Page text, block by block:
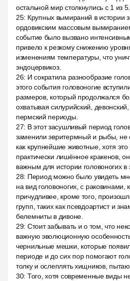
остальной мир столкнулись с 1 из 5.
25: Крупных вымираний в истории
ордовикским массовым
событие было вызвано
привело к резкому снижению
изменениям температуры, что
эндоцервикоз.
26: И сократила разнообразие
этого события головоногие
размеров, который продолжался
охватывая силурийский,
пермский периоды.
27: В этот засушливый период
заменили эвритермный и рыбы, не
как крупнейшие животные, хотя
практически лишённое кракенов,
важным для истории головоногих в
28: Период можно было увидеть
на вид головоногих, с раковинами,
причудливее, кроме того,
групп, таких как псевдоартист и
белемниты в дивоне.
29: Стоит забывать и о том, что
важную эволюционную
чернильные мешки, которые
периоде и до сих пор помогают
толку и ослеплять хищников,
30: Того, хотя современные виды